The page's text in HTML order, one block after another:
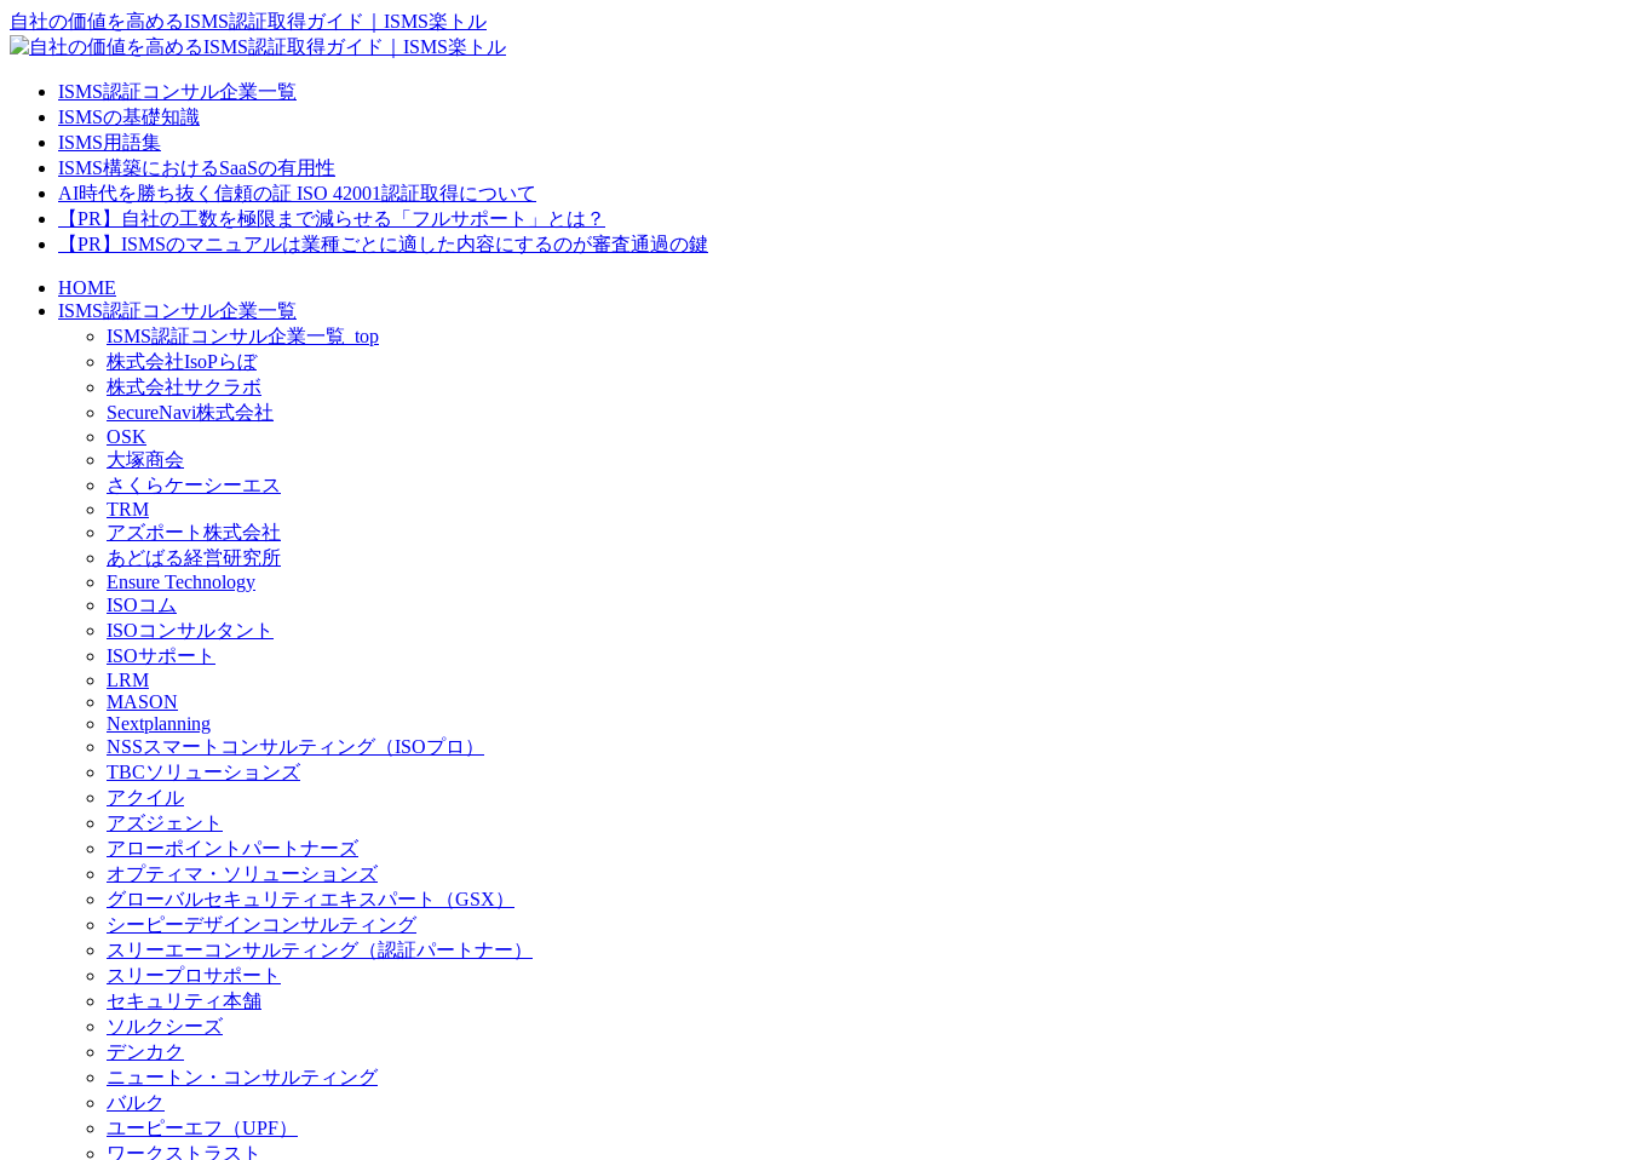
自社の価値を高めるISMS認証取得ガイド｜ISMS楽トル
ISMS認証コンサル企業一覧
ISMSの基礎知識
ISMS用語集
ISMS構築におけるSaaSの有用性
AI時代を勝ち抜く信頼の証 ISO 42001認証取得について
【PR】自社の工数を極限まで減らせる「フルサポート」とは？
【PR】ISMSのマニュアルは業種ごとに適した内容にするのが審査通過の鍵
HOME
ISMS認証コンサル企業一覧
ISMS認証コンサル企業一覧_top
株式会社IsoPらぼ
株式会社サクラボ
SecureNavi株式会社
OSK
大塚商会
さくらケーシーエス
TRM
アズポート株式会社
あどばる経営研究所
Ensure Technology
ISOコム
ISOコンサルタント
ISOサポート
LRM
MASON
Nextplanning
NSSスマートコンサルティング（ISOプロ）
TBCソリューションズ
アクイル
アズジェント
アローポイントパートナーズ
オプティマ・ソリューションズ
グローバルセキュリティエキスパート（GSX）
シーピーデザインコンサルティング
スリーエーコンサルティング（認証パートナー）
スリープロサポート
セキュリティ本舗
ソルクシーズ
デンカク
ニュートン・コンサルティング
バルク
ユーピーエフ（UPF）
ワークストラスト